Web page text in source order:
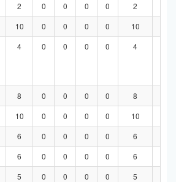
2 0 0 0 0 2
10 0 0 0 0 10
4 0 0 0 0 4
8 0 0 0 0 8
10 0 0 0 0 10
6 0 0 0 0 6
6 0 0 0 0 6
5 0 0 0 0 5